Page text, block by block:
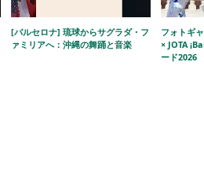
[バルセロナ] 琉球からサグラダ・フ
ァミリアへ：沖縄の舞踊と音楽
フォトギ
× JOTA
ード2026